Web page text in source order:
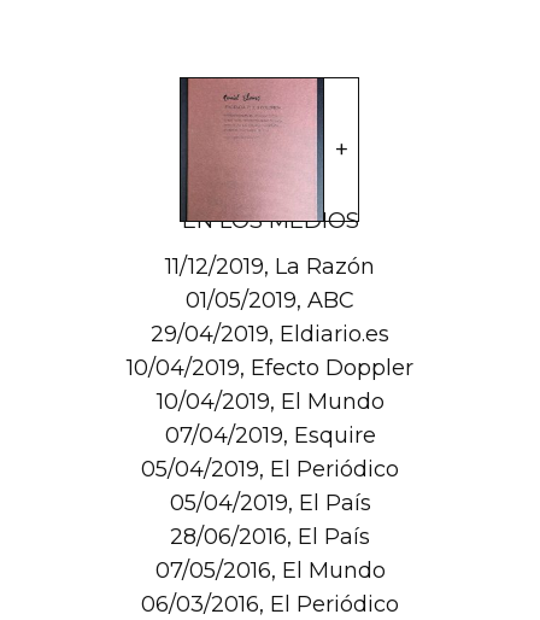
EN LOS MEDIOS
11/12/2019, La Razón
01/05/2019, ABC
29/04/2019, Eldiario.es
10/04/2019, Efecto Doppler
10/04/2019, El Mundo
07/04/2019, Esquire
05/04/2019, El Periódico
05/04/2019, El País
28/06/2016, El País
07/05/2016, El Mundo
06/03/2016, El Periódico